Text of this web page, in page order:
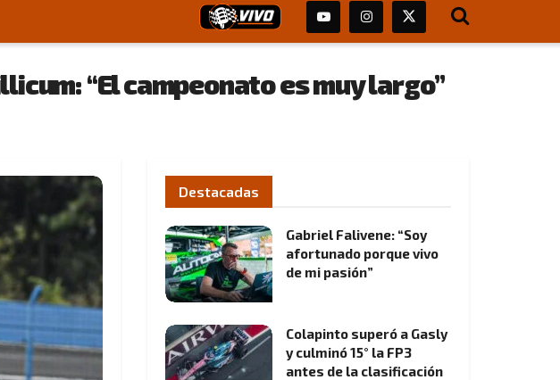
“El campeonato es muy largo”
Destacadas
Gabriel Falivene: “Soy
afortunado porque vivo
de mi pasión”
Colapinto superó a Gasly
y culminó 15° la FP3
antes de la clasificación